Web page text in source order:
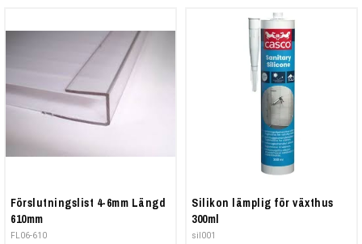
Förslutningslist 4-6mm Längd
610mm
FL06-610
Silikon lämplig för växthus
300ml
sil001